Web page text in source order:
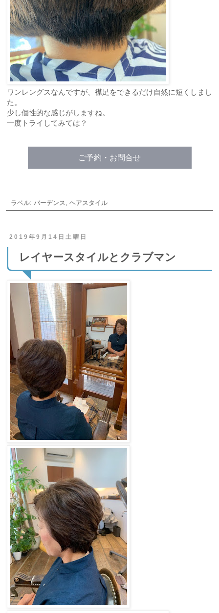
ワンレングスなんですが、襟足をできるだけ自然に短くしまし
た。
少し個性的な感じがしますね。
一度トライしてみては？
ご予約・お問合せ
ラベル: バーデンス, ヘアスタイル
2019年9月14日土曜日
レイヤースタイルとクラブマン